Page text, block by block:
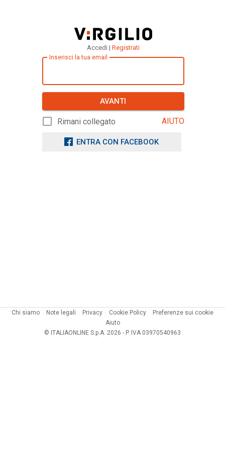
Accedi | Registrati
Inserisci la tua email
AVANTI
Rimani collegato AIUTO
ENTRA CON FACEBOOK
Chi siamo Note legali Privacy Cookie Policy
Preferenze sui cookie
Aiuto
© ITALIAONLINE S.p.A. 2026 - P. IVA 03970540963